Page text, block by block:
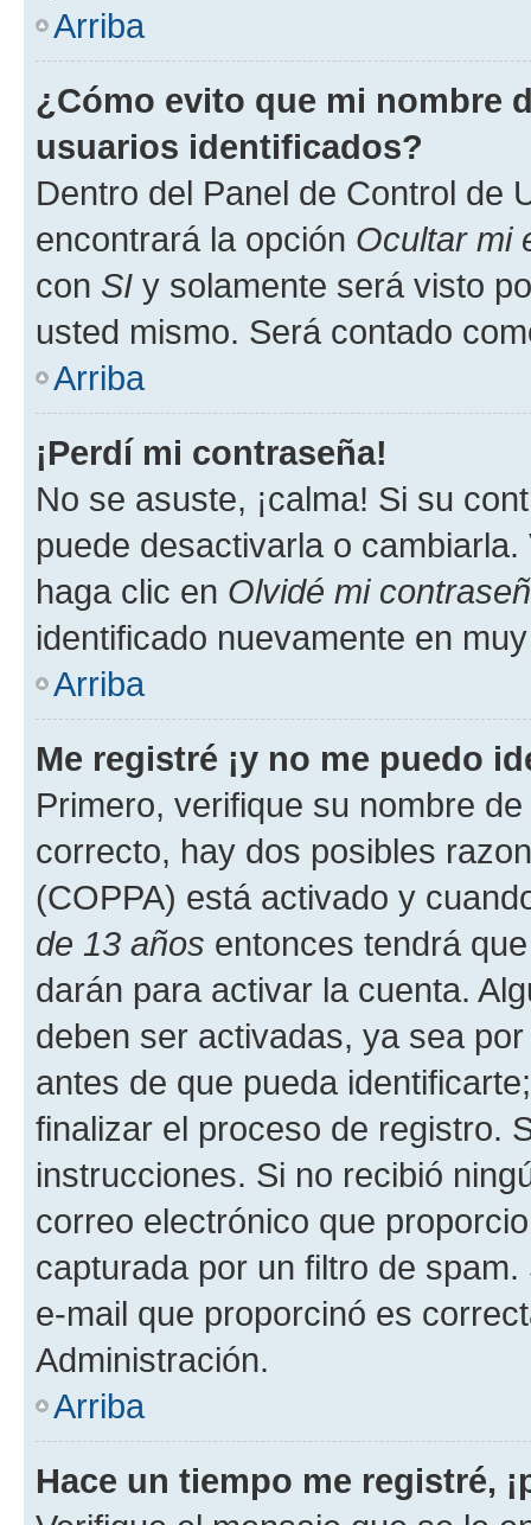
Arriba
¿Cómo evito que mi nombre
usuarios identificados?
Dentro del Panel de Control de
encontrará la opción Ocultar mi
con SI y solamente será visto
usted mismo. Será contado
Arriba
¡Perdí mi contraseña!
No se asuste, ¡calma! Si su
puede desactivarla o
haga clic en Olvidé mi
identificado nuevamente en
Arriba
Me registré ¡y no me puedo
Primero, verifique su nombre
correcto, hay dos posibles
(COPPA) está activado y
de 13 años entonces tendrá
darán para activar la cuenta.
deben ser activadas, ya sea
antes de que pueda
finalizar el proceso de registro.
instrucciones. Si no recibió
correo electrónico que
capturada por un filtro de
e-mail que proporcinó es
Administración.
Arriba
Hace un tiempo me registré,